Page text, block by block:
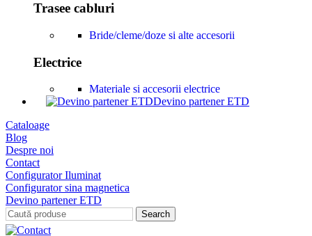
Trasee cabluri
Bride/cleme/doze si alte accesorii
Electrice
Materiale si accesorii electrice
Devino partener ETD
Cataloage
Blog
Despre noi
Contact
Configurator Iluminat
Configurator sina magnetica
Devino partener ETD
Search